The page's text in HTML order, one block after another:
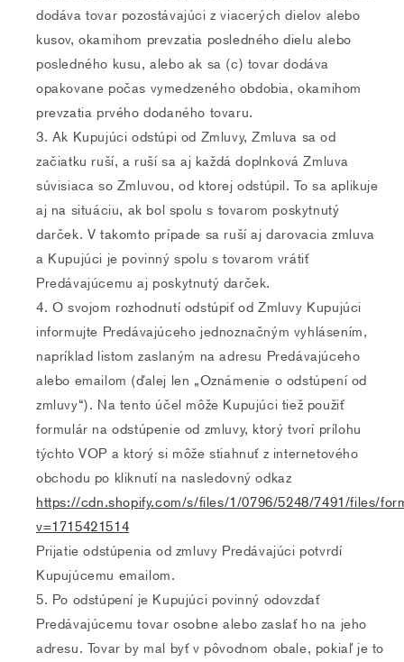
dodáva tovar pozostávajúci z viacerých dielov alebo
kusov, okamihom prevzatia posledného dielu alebo
posledného kusu, alebo ak sa (c) tovar dodáva
opakovane počas vymedzeného obdobia, okamihom
prevzatia prvého dodaného tovaru.
Ak Kupujúci odstúpi od Zmluvy, Zmluva sa od
začiatku ruší, a ruší sa aj každá doplnková Zmluva
súvisiaca so Zmluvou, od ktorej odstúpil. To sa aplikuje
aj na situáciu, ak bol spolu s tovarom poskytnutý
darček. V takomto prípade sa ruší aj darovacia zmluva
a Kupujúci je povinný spolu s tovarom vrátiť
Predávajúcemu aj poskytnutý darček.
O svojom rozhodnutí odstúpiť od Zmluvy Kupujúci
informujte Predávajúceho jednoznačným vyhlásením,
napríklad listom zaslaným na adresu Predávajúceho
alebo emailom (ďalej len „Oznámenie o odstúpení od
zmluvy“). Na tento účel môže Kupujúci tiež použiť
formulár na odstúpenie od zmluvy, ktorý tvorí prílohu
týchto VOP a ktorý si môže stiahnuť z internetového
obchodu po kliknutí na nasledovný odkaz
https://cdn.shopify.com/s/files/1/0796/5248/7491/files/
v=1715421514
Prijatie odstúpenia od zmluvy Predávajúci potvrdí
Kupujúcemu emailom.
Po odstúpení je Kupujúci povinný odovzdať
Predávajúcemu tovar osobne alebo zaslať ho na jeho
adresu. Tovar by mal byť v pôvodnom obale, pokiaľ je to